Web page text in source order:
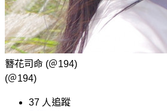
簪花司命 (＠194)
(＠194)
37 人追蹤